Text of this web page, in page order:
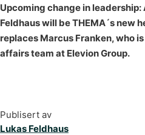
Upcoming change in leadership:
Feldhaus will be THEMA´s new
replaces Marcus Franken, who
affairs team at Elevion Group.
Publisert av
Lukas Feldhaus